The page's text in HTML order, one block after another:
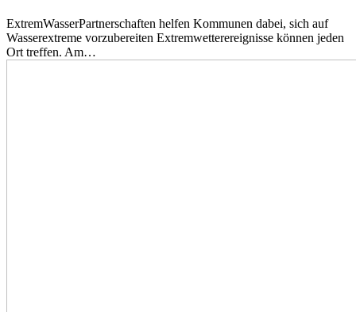
ExtremWasserPartnerschaften helfen Kommunen dabei, sich auf
Wasserextreme vorzubereiten Extremwetterereignisse können jeden
Ort treffen. Am…